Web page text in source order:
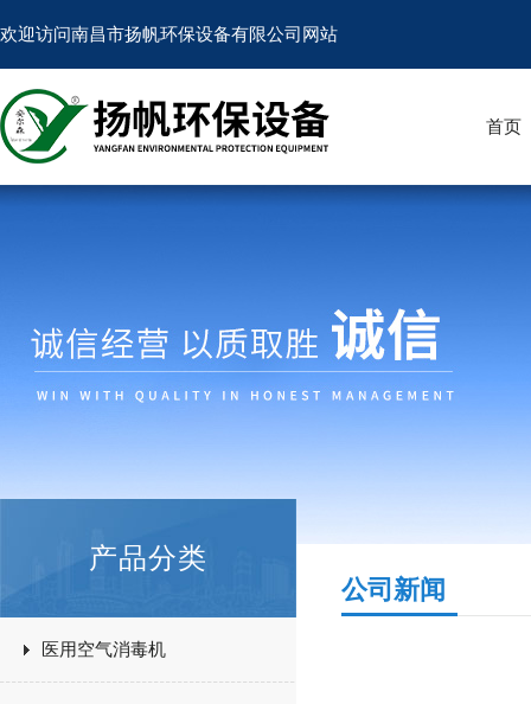
欢迎访问南昌市扬帆环保设备有限公司网站
首页
产品分类
医用空气消毒机
公司新闻